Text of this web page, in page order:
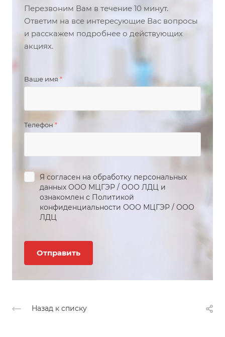
Перезвоним Вам в течение 10 минут.
Ответим на все интересующие Вас вопросы
и расскажем подробнее о действующих
акциях.
Ваше имя *
Телефон*
Я согласен на обработку персональных
данных ООО МЦГЭР / ООО ЛДЦ и
ознакомлен с Политикой
конфиденциальности ООО МЦГЭР / ООО
ЛДЦ
Назад к списку